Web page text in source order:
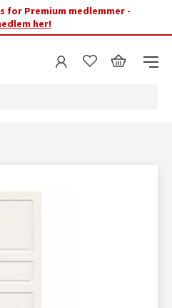
for Premium medlemmer -
her!